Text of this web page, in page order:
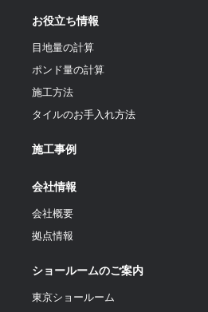
お役立ち情報
目地量の計算
ポンド量の計算
施工方法
タイルのお手入れ方法
施工事例
会社情報
会社概要
拠点情報
ショールームのご案内
東京ショールーム